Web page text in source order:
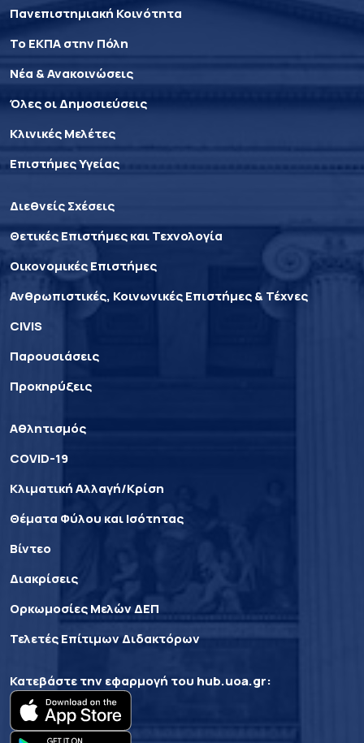
Πανεπιστημιακή Κοινότητα
Το ΕΚΠΑ στην Πόλη
Νέα & Ανακοινώσεις
Όλες οι Δημοσιεύσεις
Κλινικές Μελέτες
Επιστήμες Υγείας
Διεθνείς Σχέσεις
Θετικές Επιστήμες και Τεχνολογία
Οικονομικές Επιστήμες
Ανθρωπιστικές, Κοινωνικές Επιστήμες & Τέχνες
CIVIS
Παρουσιάσεις
Προκηρύξεις
Αθλητισμός
COVID-19
Κλιματική Αλλαγή/Κρίση
Θέματα Φύλου και Ισότητας
Βίντεο
Διακρίσεις
Ορκωμοσίες Μελών ΔΕΠ
Τελετές Επίτιμων Διδακτόρων
Κατεβάστε την εφαρμογή του hub.uoa.gr: